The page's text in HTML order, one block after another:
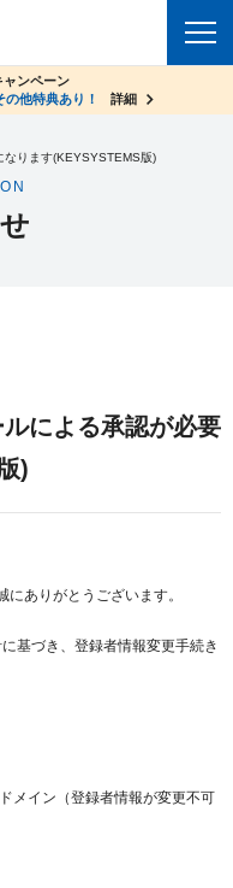
サポート
）
む最新の機能を使う方
利用希望の方
）
ス応援キャンペーン
詳細
ンペーン
他特典あり！ 詳細
なります(KEYSYSTEMS版)
による承認が必要
)
ありがとうございます。
基づき、登録者情報変更手続き
メイン（登録者情報が変更不可